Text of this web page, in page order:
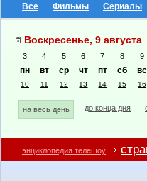
Все Фильмы Сериалы
Воскресенье, 9 августа
3 4 5 6 7 8 9
пн вт ср чт пт сб вс
10 11 12 13 14 15 16
на весь день до конца дня
энциклопедия телешоу